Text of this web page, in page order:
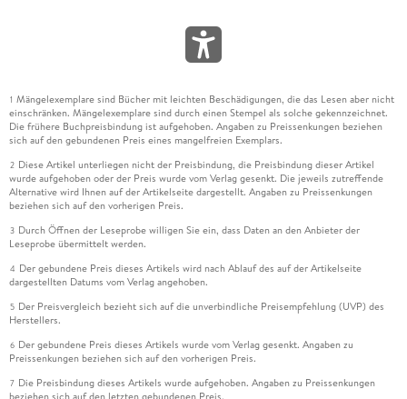
1 Mängelexemplare sind Bücher mit leichten Beschädigungen, die das Lesen aber nicht
einschränken. Mängelexemplare sind durch einen Stempel als solche gekennzeichnet.
Die frühere Buchpreisbindung ist aufgehoben. Angaben zu Preissenkungen beziehen
sich auf den gebundenen Preis eines mangelfreien Exemplars.
2 Diese Artikel unterliegen nicht der Preisbindung, die Preisbindung dieser Artikel
wurde aufgehoben oder der Preis wurde vom Verlag gesenkt. Die jeweils zutreffende
Alternative wird Ihnen auf der Artikelseite dargestellt. Angaben zu Preissenkungen
beziehen sich auf den vorherigen Preis.
3 Durch Öffnen der Leseprobe willigen Sie ein, dass Daten an den Anbieter der
Leseprobe übermittelt werden.
4 Der gebundene Preis dieses Artikels wird nach Ablauf des auf der Artikelseite
dargestellten Datums vom Verlag angehoben.
5 Der Preisvergleich bezieht sich auf die unverbindliche Preisempfehlung (UVP) des
Herstellers.
6 Der gebundene Preis dieses Artikels wurde vom Verlag gesenkt. Angaben zu
Preissenkungen beziehen sich auf den vorherigen Preis.
7 Die Preisbindung dieses Artikels wurde aufgehoben. Angaben zu Preissenkungen
beziehen sich auf den letzten gebundenen Preis.